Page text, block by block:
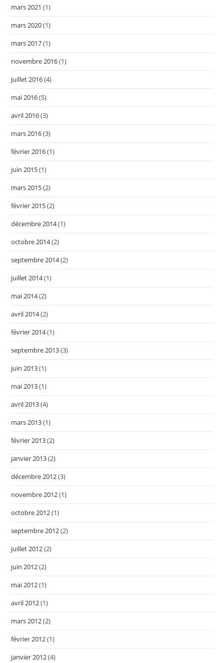
mars 2021 (1)
mars 2020(1)
mars 2017(1)
novembre 2016(1)
juillet 2016(4)
mai 2016(5)
avril 2016(3)
mars 2016(3)
février 2016(1)
juin 2015(1)
mars 2015(2)
février 2015(2)
décembre 2014(1)
octobre 2014(2)
septembre 2014(2)
juillet 2014(1)
mai 2014(2)
avril 2014(2)
février 2014(1)
septembre 2013(3)
juin 2013(1)
mai 2013(1)
avril 2013(4)
mars 2013(1)
février 2013(2)
janvier 2013(2)
décembre 2012(3)
novembre 2012(1)
octobre 2012(1)
septembre 2012(2)
juillet 2012(2)
juin 2012(2)
mai 2012(1)
avril 2012(1)
mars 2012(2)
février 2012(1)
janvier 2012(4)